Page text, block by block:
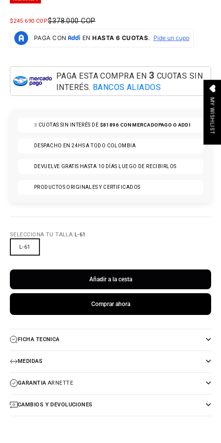
PRECIO DE OFERTA
$245.690 COPPRECIO NORMAL
$378.000 COP
PAGA ESTA COMPRA EN 3 CUOTAS SIN
INTERÉS. BANCOS ALIADOS
3 CUOTAS SIN INTERÉS DE $81896 CON MERCADOPAGO O ADDI
DESPACHO EN 24HS A TODO COLOMBIA
DEVUELVE GRATIS HASTA 10 DÍAS LUEGO DE RECIBIRLOS
PRODUCTOS ORIGINALES Y CERTIFICADOS
SELECCIONA TU TALLA: L-61
L-61
Añadir a la cesta
Comprar ahora
FICHA TECNICA
MEDIDAS
GARANTIAARNETTE
CAMBIOS Y DEVOLUCIONES
MY WISHLIST